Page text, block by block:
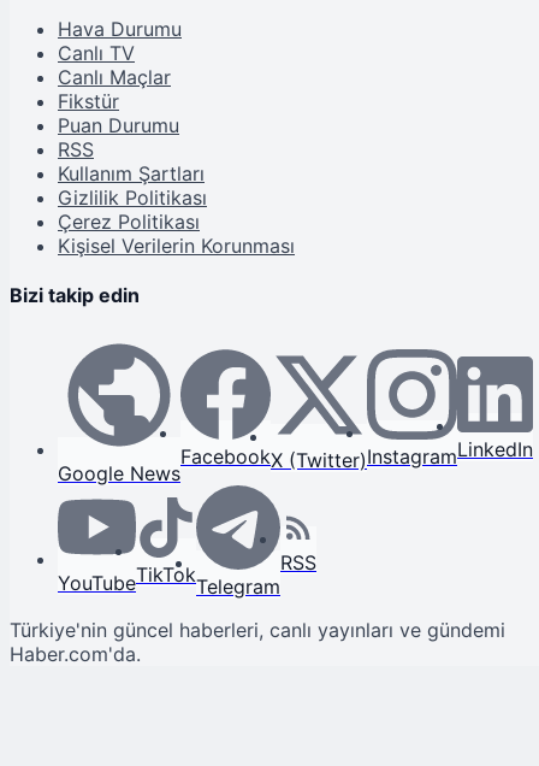
Hava Durumu
Canlı TV
Canlı Maçlar
Fikstür
Puan Durumu
RSS
Kullanım Şartları
Gizlilik Politikası
Çerez Politikası
Kişisel Verilerin Korunması
Bizi takip edin
Google News
FacebookX (Twitter)InstagramLinkedIn
YouTubeTikTokTelegram
RSS
Türkiye'nin güncel haberleri, canlı yayınları ve gündemi
Haber.com'da.